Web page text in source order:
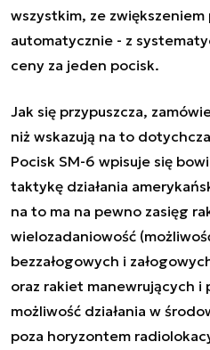
wszystkim, ze zwiększeniem
automatycznie - z
ceny za jeden pocisk.
Jak się przypuszcza,
niż wskazują na to
Pocisk SM-6 wpisuje się
taktykę działania
na to ma na pewno zasięg
wielozadaniowość
bezzałogowych i
oraz rakiet manewrujących
możliwość działania w
poza horyzontem